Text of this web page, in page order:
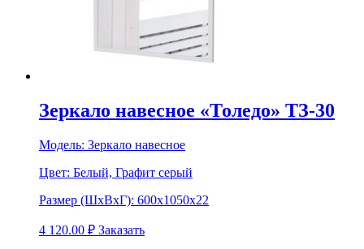
Зеркало навесное «Толедо» ТЗ-30
Модель: Зеркало навесное
Цвет: Белый, Графит серый
Размер (ШхВхГ): 600х1050х22
4 120.00 ₽ Заказать